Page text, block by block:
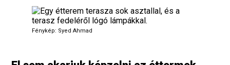
Fénykép: Syed Ahmad